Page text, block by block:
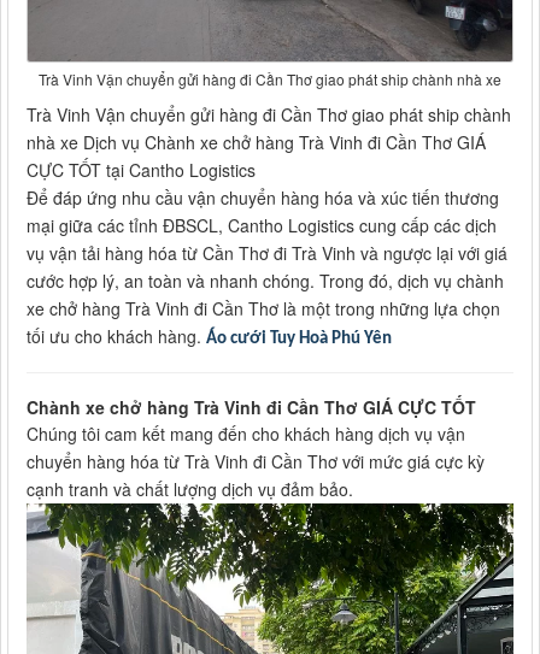
Trà Vinh Vận chuyển gửi hàng đi Cần Thơ giao phát ship chành nhà xe
Trà Vinh Vận chuyển gửi hàng đi Cần Thơ giao phát ship chành
nhà xe Dịch vụ Chành xe chở hàng Trà Vinh đi Cần Thơ GIÁ
CỰC TỐT tại Cantho Logistics
Để đáp ứng nhu cầu vận chuyển hàng hóa và xúc tiến thương
mại giữa các tỉnh ĐBSCL, Cantho Logistics cung cấp các dịch
vụ vận tải hàng hóa từ Cần Thơ đi Trà Vinh và ngược lại với giá
cước hợp lý, an toàn và nhanh chóng. Trong đó, dịch vụ chành
xe chở hàng Trà Vinh đi Cần Thơ là một trong những lựa chọn
tối ưu cho khách hàng. Áo cưới Tuy Hoà Phú Yên
Chành xe chở hàng Trà Vinh đi Cần Thơ GIÁ CỰC TỐT
Chúng tôi cam kết mang đến cho khách hàng dịch vụ vận
chuyển hàng hóa từ Trà Vinh đi Cần Thơ với mức giá cực kỳ
cạnh tranh và chất lượng dịch vụ đảm bảo.